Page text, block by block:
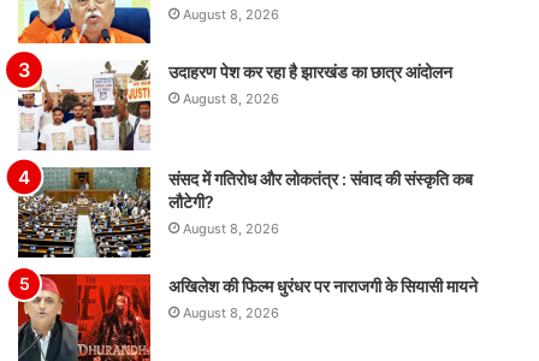
August 8, 2026
उदाहरण पेश कर रहा है झारखंड का छात्र आंदोलन
August 8, 2026
संसद में गतिरोध और लोकतंत्र : संवाद की संस्कृति कब
लौटेगी?
August 8, 2026
अखिलेश की फिल्म धुरंधर पर नाराजगी के सियासी मायने
August 8, 2026